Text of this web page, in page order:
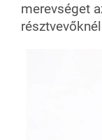
merevséget